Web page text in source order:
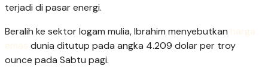
terjadi di pasar energi.
Beralih ke sektor logam mulia, Ibrahim menyebutkan harga
emas dunia ditutup pada angka 4.209 dolar per troy
ounce pada Sabtu pagi.